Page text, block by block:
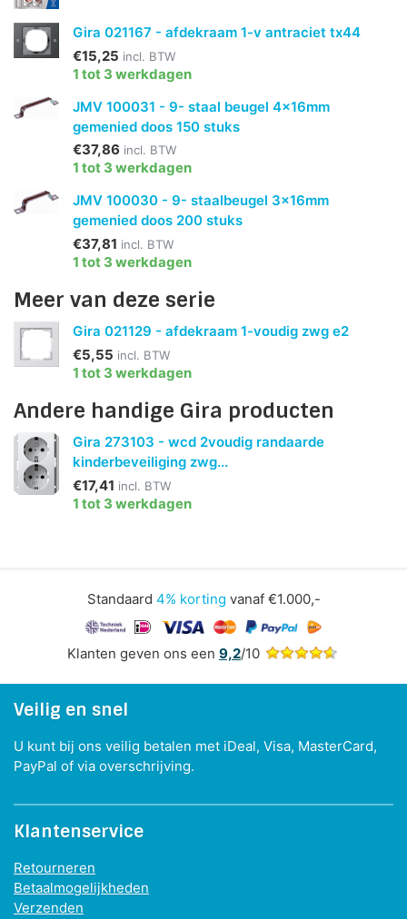
Gira 021167 - afdekraam 1-v antraciet tx44
€15,25 incl. BTW
1 tot 3 werkdagen
JMV 100031 - 9- staal beugel 4x16mm
gemenied doos 150 stuks
€37,86 incl. BTW
1 tot 3 werkdagen
JMV 100030 - 9- staalbeugel 3x16mm
gemenied doos 200 stuks
€37,81 incl. BTW
1 tot 3 werkdagen
Meer van deze serie
Gira 021129 - afdekraam 1-voudig zwg e2
€5,55 incl. BTW
1 tot 3 werkdagen
Andere handige Gira producten
Gira 273103 - wcd 2voudig randaarde
kinderbeveiliging zwg...
€17,41 incl. BTW
1 tot 3 werkdagen
Standaard 4% korting vanaf €1.000,-
Klanten geven ons een 9,2/10
Veilig en snel
U kunt bij ons veilig betalen met iDeal, Visa, MasterCard,
PayPal of via overschrijving.
Klantenservice
Retourneren
Betaalmogelijkheden
Verzenden